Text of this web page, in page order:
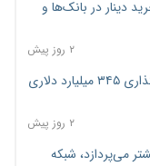
دینار در بانک‌ها و
۲ روز پیش
جنگ کریدورها وارد فاز جدید شد؛ سرمایه‌گذاری ۳۴۵ میلیارد دلاری
۲ روز پیش
می‌پردازد، شبکه